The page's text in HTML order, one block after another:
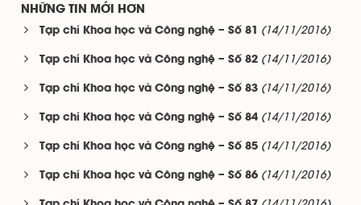
NHỮNG TIN MỚI HƠN
Tạp chí Khoa học và Công nghệ – Số 81 (14/11/2016)
Tạp chí Khoa học và Công nghệ – Số 82 (14/11/2016)
Tạp chí Khoa học và Công nghệ – Số 83 (14/11/2016)
Tạp chí Khoa học và Công nghệ – Số 84 (14/11/2016)
Tạp chí Khoa học và Công nghệ – Số 85 (14/11/2016)
Tạp chí Khoa học và Công nghệ – Số 86 (14/11/2016)